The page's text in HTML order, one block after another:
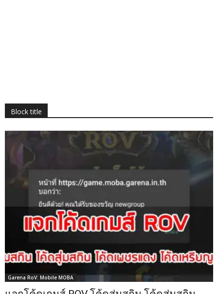
Block title
Garena RoV: Mobile MOBA